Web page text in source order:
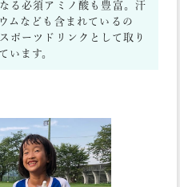
る必須アミノ酸も豊富。汗
ムなども含まれているの
ポーツドリンクとして取り
います。